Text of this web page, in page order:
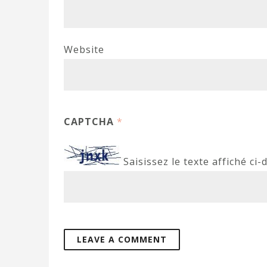
Website
CAPTCHA *
Saisissez le texte affiché ci-